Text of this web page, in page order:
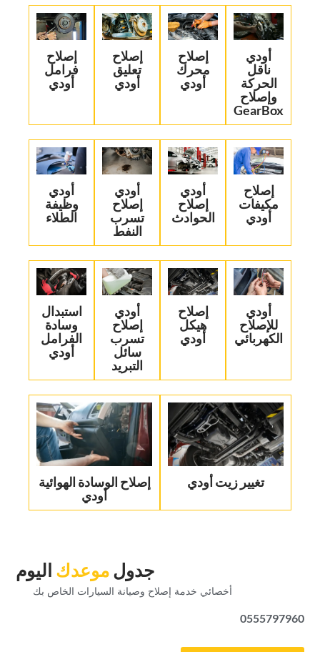
‏أودي
ناقل
الحركة
وإصلاح
GearBox‏
إصلاح
محرك
أودي
‏إصلاح
تعليق
أودي‏
‏إصلاح
فرامل
أودي‏
‏إصلاح
مكيفات
أودي‏
‏أودي
إصلاح
الحوادث‏
‏أودي
إصلاح
تسرب
النفط‏
‏أودي
وظيفة
الطلاء‏
‏أودي
للإصلاح
الكهربائي‏
‏إصلاح
هيكل
أودي‏
‏أودي
إصلاح
تسرب
سائل
التبريد‏
‏استبدال
وسادة
الفرامل
أودي‏
تغيير زيت أودي
‏إصلاح الوسادة الهوائية
أودي‏
‏جدول‏‏موعدك‏ ‏اليوم‏
‏أخصائي خدمة إصلاح وصيانة السيارات الخاص بك‏
0555797960